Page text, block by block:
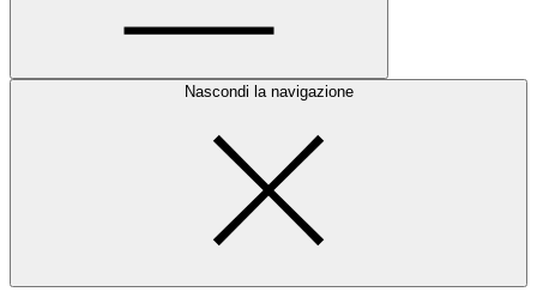
Nascondi la navigazione